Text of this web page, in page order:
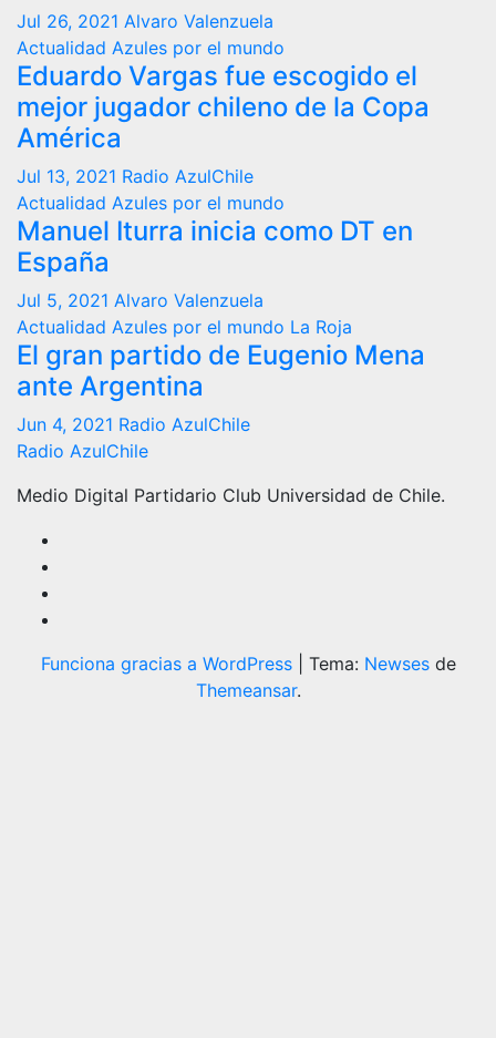
Jul 26, 2021 Alvaro Valenzuela
Actualidad Azules por el mundo
Eduardo Vargas fue escogido el
mejor jugador chileno de la Copa
América
Jul 13, 2021 Radio AzulChile
Actualidad Azules por el mundo
Manuel Iturra inicia como DT en
España
Jul 5, 2021 Alvaro Valenzuela
Actualidad Azules por el mundo La Roja
El gran partido de Eugenio Mena
ante Argentina
Jun 4, 2021 Radio AzulChile
Radio AzulChile
Medio Digital Partidario Club Universidad de Chile.
Funciona gracias a WordPress Tema: Newsesde
Themeansar.